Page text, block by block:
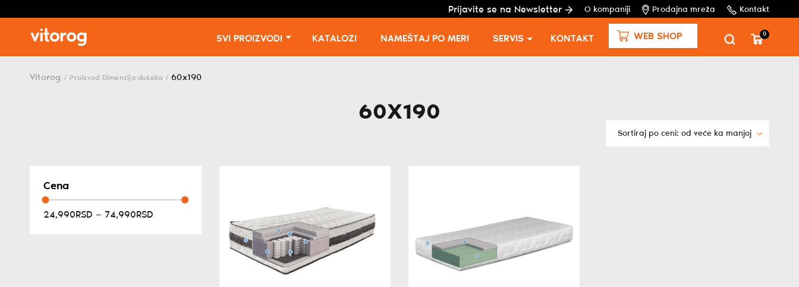
Prijavite se na Newsletter O kompaniji Prodajna mreža Kontakt
SVI PROIZVODI KATALOZI NAMEŠTAJ PO MERI SERVIS KONTAKT WEB SHOP 0
Vitorog / Proizvod Dimenzija dušeka /60x190
60X190
Cena
24,990RSD — 74,990RSD